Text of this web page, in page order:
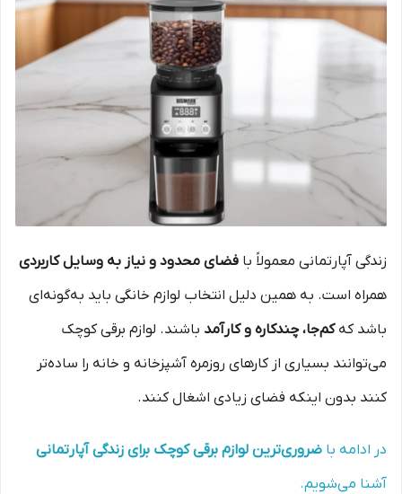
زندگی آپارتمانی معمولاً با فضای محدود و نیاز به وسایل کاربردی
همراه است. به همین دلیل انتخاب لوازم خانگی باید به‌گونه‌ای
باشد کهکم‌جا، چندکاره و کارآمد باشند. لوازم برقی کوچک
می‌توانند بسیاری از کارهای روزمره آشپزخانه و خانه را ساده‌تر
کنند بدون اینکه فضای زیادی اشغال کنند.
در ادامه با ضروری‌ترین لوازم برقی کوچک برای زندگی آپارتمانی
آشنا می‌شویم.